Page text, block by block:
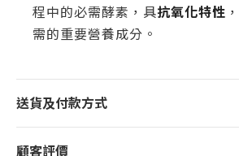
程中的必需酵素，具抗氧化特性
需的重要營養成分。
送貨及付款方式
顧客評價